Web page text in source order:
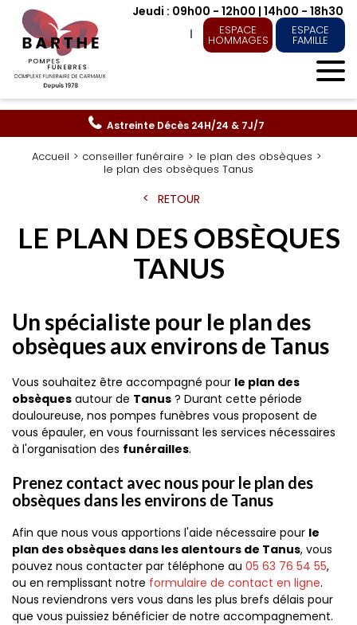
Jeudi : 09h00 - 12h00 | 14h00 - 18h30
Astreinte Décès 24H/24 & 7J/7
ESPACE
HOMMAGES
ESPACE
FAMILLE
Accueil conseiller funéraire
le plan des obsèques
le plan des obsèques Tanus
RETOUR
LE PLAN DES OBSÈQUES
TANUS
Un spécialiste pour le plan des
obsèques aux environs de Tanus
Vous souhaitez être accompagné pour le plan des
obsèques autour de Tanus ? Durant cette période
douloureuse, nos pompes funèbres vous proposent de
vous épauler, en vous fournissant les services nécessaires
à l'organisation des funérailles.
Prenez contact avec nous pour le plan des
obsèques dans les environs de Tanus
Afin que nous vous apportions l'aide nécessaire pour le
plan des obsèques dans les alentours de Tanus, vous
pouvez nous contacter par téléphone au 05 63 76 54 55,
ou en remplissant notre formulaire de contact en ligne.
Nous reviendrons vers vous dans les plus brefs délais pour
que vous puissiez bénéficier de notre accompagnement.